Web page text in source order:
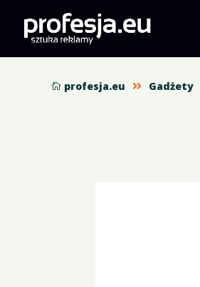
 profesja.eu  Gadżety